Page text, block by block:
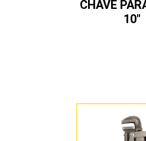
CHAVE
10″